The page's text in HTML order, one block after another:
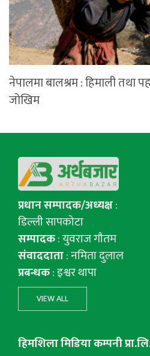
नेपालमा बालश्रम : हिमाली तथा
जोखिम
प्रधान सम्पादक/अध्यक्ष:
डिल्ली सापकोटा
सम्पादक: युवराज गाैतम
संवाददाता: नमिता दुलाल
प्रबन्धक: इश्वर थापा
VIEW ALL
हिमशिला मिडिया कम्पनी